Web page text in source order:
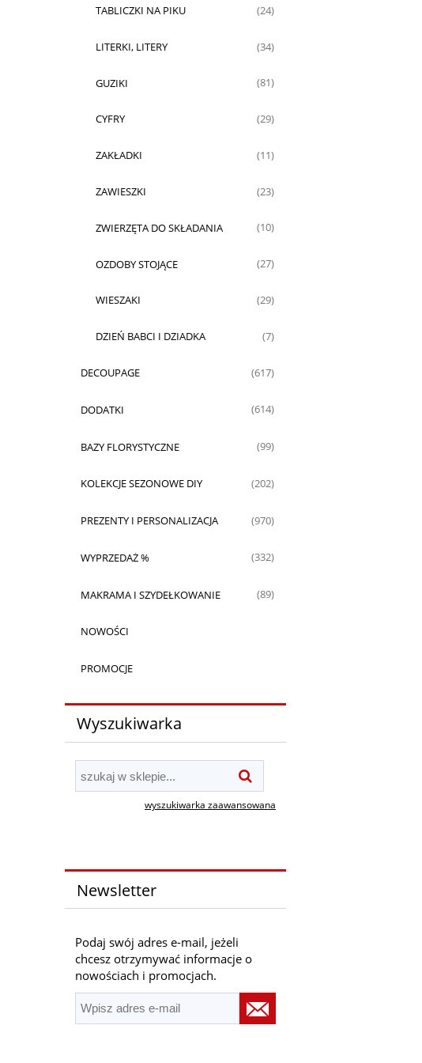
TABLICZKI NA PIKU (24)
LITERKI, LITERY (34)
GUZIKI (81)
CYFRY (29)
ZAKŁADKI (11)
ZAWIESZKI (23)
ZWIERZĘTA DO SKŁADANIA (10)
OZDOBY STOJĄCE (27)
WIESZAKI (29)
DZIEŃ BABCI I DZIADKA (7)
DECOUPAGE (617)
DODATKI (614)
BAZY FLORYSTYCZNE (99)
KOLEKCJE SEZONOWE DIY (202)
PREZENTY I PERSONALIZACJA (970)
WYPRZEDAŻ % (332)
MAKRAMA I SZYDEŁKOWANIE (89)
NOWOŚCI
PROMOCJE
Wyszukiwarka
wyszukiwarka zaawansowana
Newsletter
Podaj swój adres e-mail, jeżeli
chcesz otrzymywać informacje o
nowościach i promocjach.